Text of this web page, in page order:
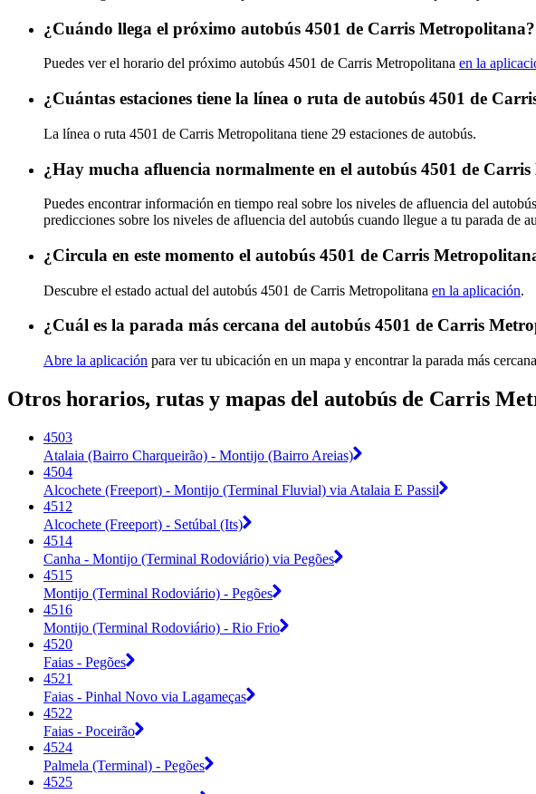
¿Cuándo llega el próximo autobús 4501 de Carris Metropolitana?
Puedes ver el horario del próximo autobús 4501 de Carris Metropolitana en la
¿Cuántas estaciones tiene la línea o ruta de autobús 4501 de
La línea o ruta 4501 de Carris Metropolitana tiene 29 estaciones de autobús.
¿Hay mucha afluencia normalmente en el autobús 4501 de
Puedes encontrar información en tiempo real sobre los niveles de afluencia del
predicciones sobre los niveles de afluencia del autobús cuando llegue a tu parada de
¿Circula en este momento el autobús 4501 de Carris
Descubre el estado actual del autobús 4501 de Carris Metropolitana en la aplicación.
¿Cuál es la parada más cercana del autobús 4501 de Carris
Abre la aplicación para ver tu ubicación en un mapa y encontrar la parada más
Otros horarios, rutas y mapas del autobús de Carris
4503
Atalaia (Bairro Charqueirão) - Montijo (Bairro Areias)
4504
Alcochete (Freeport) - Montijo (Terminal Fluvial) via Atalaia E Passil
4512
Alcochete (Freeport) - Setúbal (Its)
4514
Canha - Montijo (Terminal Rodoviário) via Pegões
4515
Montijo (Terminal Rodoviário) - Pegões
4516
Montijo (Terminal Rodoviário) - Rio Frio
4520
Faias - Pegões
4521
Faias - Pinhal Novo via Lagameças
4522
Faias - Poceirão
4524
Palmela (Terminal) - Pegões
4525